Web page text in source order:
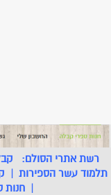
רשת אתרי הסולם:
תלמוד עשר הספירות |
| חנות